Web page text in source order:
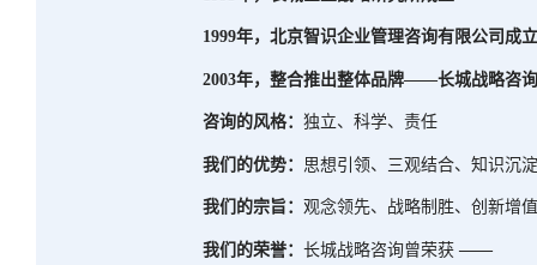
1999年，北京智识企业管理咨询有限公司成立
2003年，整合推出整体品牌——长城战略咨询
咨询的风格： 独立、科学、责任
我们的优势： 思想引领、三观结合、知识沉
我们的宗旨： 观念领先、战略制胜、创新增值
我们的荣誉： 长城战略咨询曾荣获 ——